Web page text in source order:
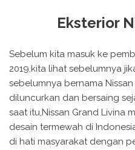
Eksterior
Sebelum kita masuk ke
2019,kita lihat sebelumnya
sebelumnya bernama
diluncurkan dan bersaing
saat itu,Nissan Grand Livina
desain termewah di
di hati masyarakat dengan